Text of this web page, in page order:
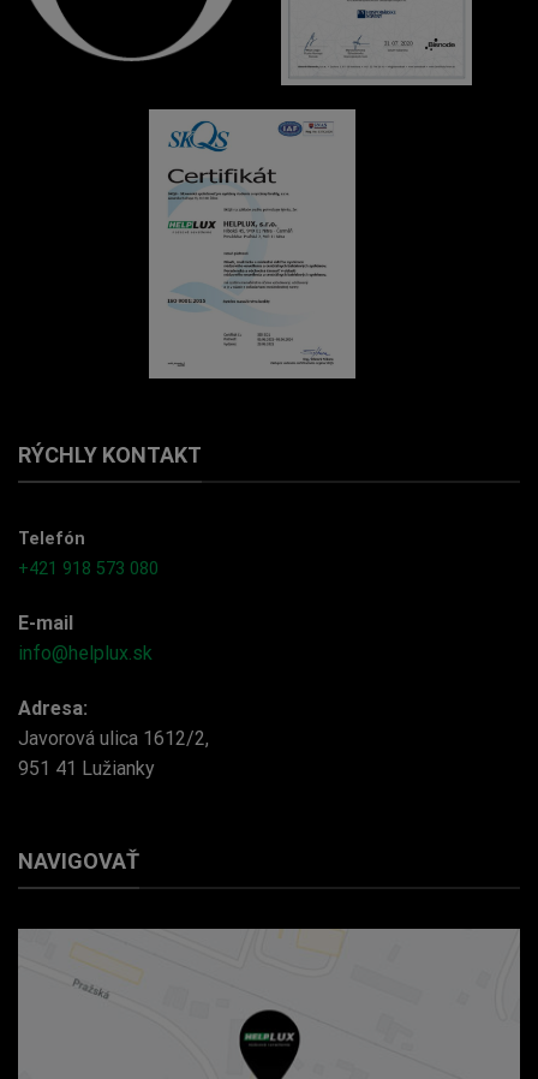
RÝCHLY KONTAKT
Telefón
+421 918 573 080
E-mail
info@helplux.sk
Adresa:
Javorová ulica 1612/2,
951 41 Lužianky
NAVIGOVAŤ